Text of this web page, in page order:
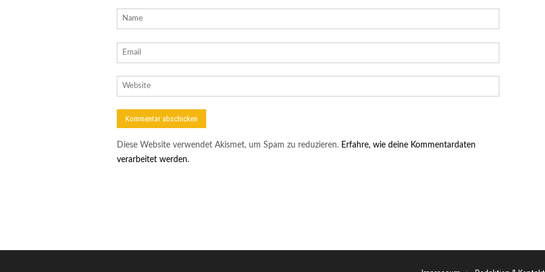
Diese Website verwendet Akismet, um Spam zu reduzieren. Erfahre, wie deine Kommentardaten
verarbeitet werden.